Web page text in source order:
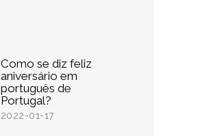
Como se diz feliz
aniversário em
português de
Portugal?
2022-01-17